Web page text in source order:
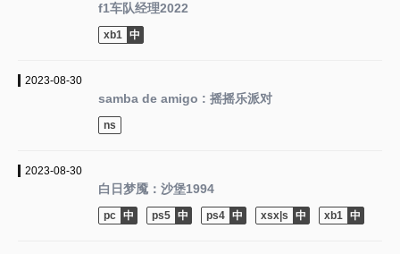
f1车队经理2022
xb1
2023-08-30
samba de amigo : 摇摇乐派对
ns
2023-08-30
白日梦魇：沙堡1994
pc ps5 ps4 xsx|s xb1